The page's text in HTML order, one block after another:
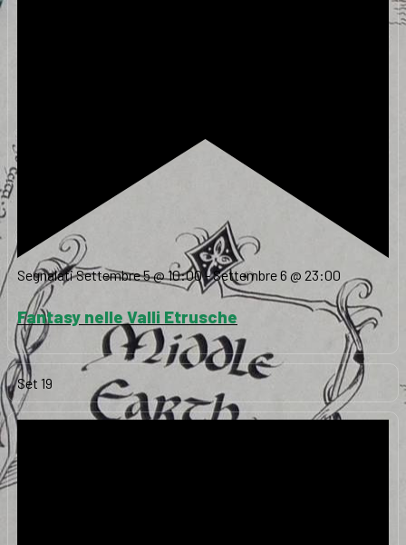
SegnalatiSettembre 5 @ 10:00-Settembre 6 @ 23:00
Fantasy nelle Valli Etrusche
Set 19